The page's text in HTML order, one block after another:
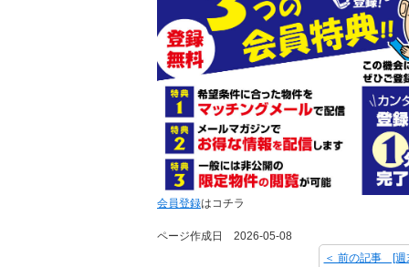
会員登録はコチラ
ページ作成日 2026-05-08